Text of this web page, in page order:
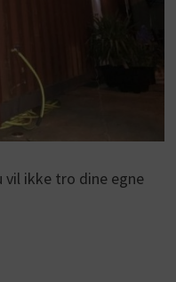
vil ikke tro dine egne